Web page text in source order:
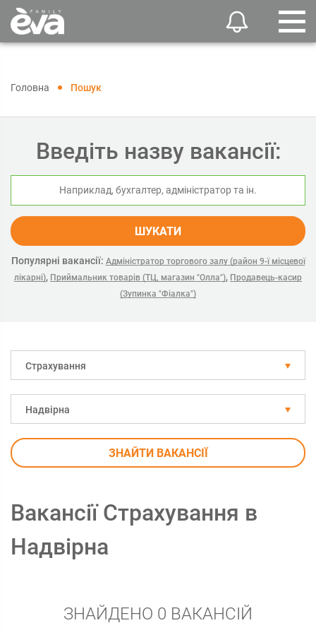
Головна Пошук
Введіть назву вакансії:
ШУКАТИ
Популярні вакансії: Адміністратор торгового залу (район 9-ї місцевої
лікарні), Приймальник товарів (ТЦ, магазин "Олла"), Продавець-касир
(Зупинка "Фіалка")
Страхування
Надвірна
ЗНАЙТИ ВАКАНСІЇ
Вакансії Страхування в
Надвірна
ЗНАЙДЕНО 0 ВАКАНСІЙ